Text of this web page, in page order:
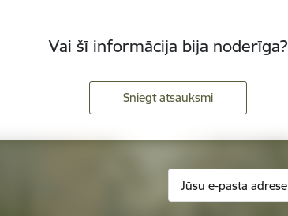
Vai šī informācija bija noderīga?
Sniegt atsauksmi